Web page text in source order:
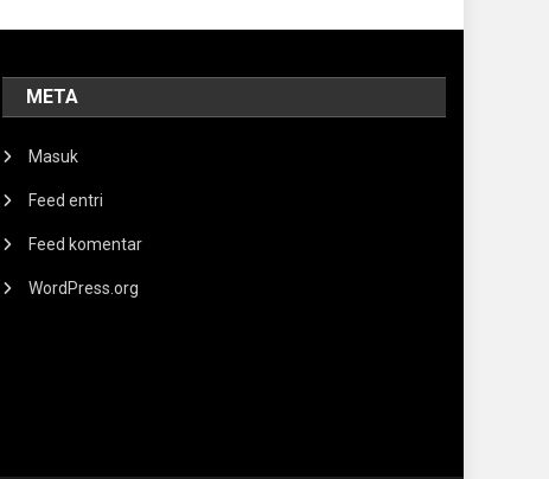
META
Masuk
Feed entri
Feed komentar
WordPress.org